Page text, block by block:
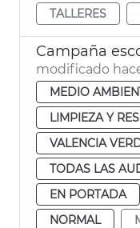
TALLERES
Campaña
modificado
MEDIO
LIMPIEZA Y
VALENCIA
TODAS LAS
EN PORTADA
NORMAL